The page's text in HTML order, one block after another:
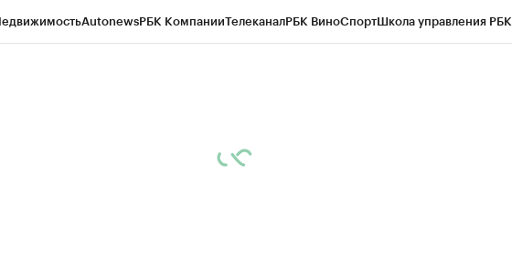
AutonewsРБК КомпанииТелеканалРБК ВиноСпортШкола управления РБК